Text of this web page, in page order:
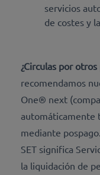
servicios
de costes y
¿Circulas por
recomendamos
One® next
automáticamente
mediante pospago.
SET significa
la liquidación de